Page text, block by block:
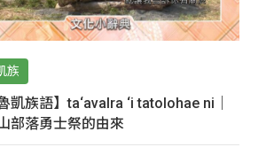
族
魯凱族語】ta‘avalra ‘i tatolohae ni｜
部落勇士祭的由來